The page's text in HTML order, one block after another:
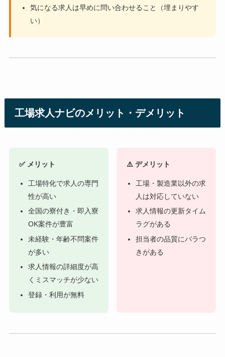
気になる求人は早めに問い合わせること（埋まりやす
い）
工場求人ナビのメリット・デメリット
✅ メリット
工場特化で求人の専門
性が高い
全国の寮付き・即入寮
OK案件が豊富
未経験・年齢不問案件
が多い
求人情報の詳細度が高
くミスマッチが少ない
登録・利用が無料
⚠️ デメリット
工場・製造業以外の求
人は対応していない
求人情報の更新タイム
ラグがある
担当者の品質にバラつ
きがある